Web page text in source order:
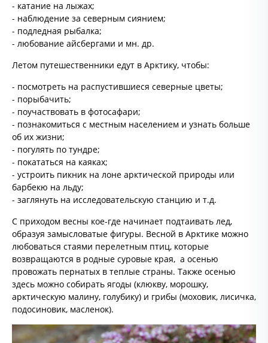
- катание на лыжах;
- наблюдение за северным сиянием;
- подледная рыбалка;
- любование айсбергами и мн. др.
Летом путешественники едут в Арктику, чтобы:
- посмотреть на распустившиеся северные цветы;
- порыбачить;
- поучаствовать в фотосафари;
- познакомиться с местным населением и узнать больше
об их жизни;
- погулять по тундре;
- покататься на каяках;
- устроить пикник на лоне арктической природы или
барбекю на льду;
- заглянуть на исследовательскую станцию и т.д.
С приходом весны кое-где начинает подтаивать лед,
образуя замысловатые фигуры. Весной в Арктике можно
любоваться стаями перелетным птиц, которые
возвращаются в родные суровые края, а осенью
провожать пернатых в теплые страны. Также осенью
здесь можно собирать ягоды (клюкву, морошку,
арктическую малину, голубику) и грибы (моховик, лисичка,
подосиновик, масленок).